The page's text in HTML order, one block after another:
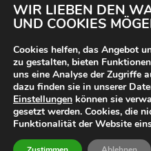
WIR LIEBEN DEN
UND COOKIES
Cookies helfen, das Angebot
zu gestalten, bieten
uns eine Analyse der Zugriffe
dazu finden sie in unserer
Einstellungen können sie
gesetzt werden. Cookies, die
Funktionalität der Website